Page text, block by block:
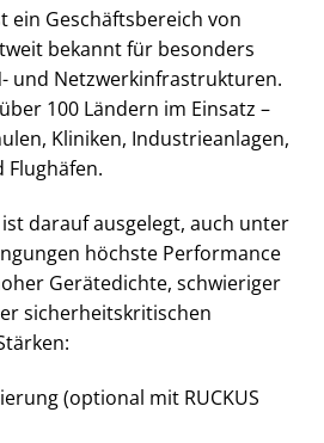
ein Geschäftsbereich von
bekannt für besonders
und Netzwerkinfrastrukturen.
100 Ländern im Einsatz –
Kliniken, Industrieanlagen,
Flughäfen.
ist darauf ausgelegt, auch unter
höchste Performance
Gerätedichte, schwieriger
sicherheitskritischen
(optional mit RUCKUS